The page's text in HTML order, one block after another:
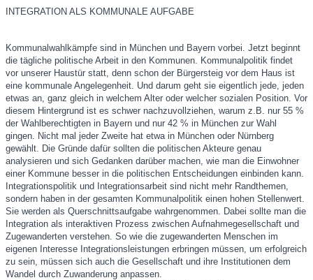
INTEGRATION ALS KOMMUNALE AUFGABE
Kommunalwahlkämpfe sind in München und Bayern vorbei. Jetzt beginnt
die tägliche politische Arbeit in den Kommunen. Kommunalpolitik findet
vor unserer Haustür statt, denn schon der Bürgersteig vor dem Haus ist
eine kommunale Angelegenheit. Und darum geht sie eigentlich jede, jeden
etwas an, ganz gleich in welchem Alter oder welcher sozialen Position. Vor
diesem Hintergrund ist es schwer nachzuvollziehen, warum z.B. nur 55 %
der Wahlberechtigten in Bayern und nur 42 % in München zur Wahl
gingen. Nicht mal jeder Zweite hat etwa in München oder Nürnberg
gewählt. Die Gründe dafür sollten die politischen Akteure genau
analysieren und sich Gedanken darüber machen, wie man die Einwohner
einer Kommune besser in die politischen Entscheidungen einbinden kann.
Integrationspolitik und Integrationsarbeit sind nicht mehr Randthemen,
sondern haben in der gesamten Kommunalpolitik einen hohen Stellenwert.
Sie werden als Querschnittsaufgabe wahrgenommen. Dabei sollte man die
Integration als interaktiven Prozess zwischen Aufnahmegesellschaft und
Zugewanderten verstehen. So wie die zugewanderten Menschen im
eigenen Interesse Integrationsleistungen erbringen müssen, um erfolgreich
zu sein, müssen sich auch die Gesellschaft und ihre Institutionen dem
Wandel durch Zuwanderung anpassen.